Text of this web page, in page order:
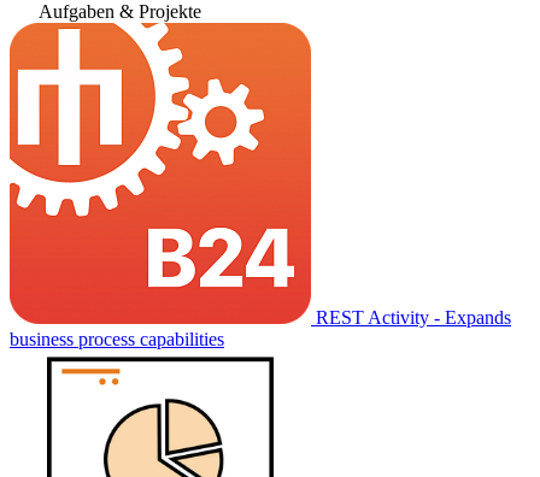
Aufgaben & Projekte
REST Activity - Expands
business process capabilities